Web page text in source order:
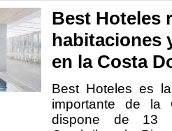
Best Hoteles
habitaciones
en la Costa
Best Hoteles es
importante de la
dispone de 13